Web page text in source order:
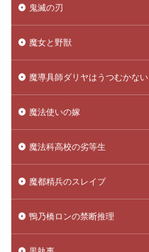
鬼滅の刃
魔女と野獣
魔導具師ダリヤはうつむかない
魔法使いの嫁
魔法科高校の劣等生
魔都精兵のスレイブ
鴨乃橋ロンの禁断推理